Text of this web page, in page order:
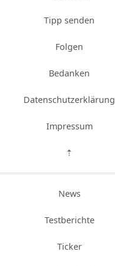
Tipp senden
Folgen
Bedanken
Datenschutzerklärung
Impressum
⇡
News
Testberichte
Ticker